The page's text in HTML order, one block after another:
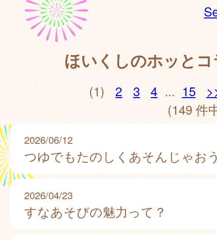
ほいくしのホッと
(1) 2 3 4 ... 15
(149 件
2026/06/12
つゆでもたのしくあそんじゃお
2026/04/23
すなあそびの魅力って？